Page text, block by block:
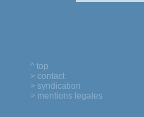
^ top
> contact
> syndication
> mentions legales